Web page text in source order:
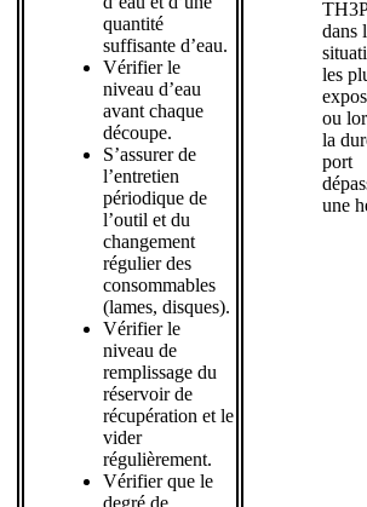
quantité
suffisante d’eau.
Vérifier le
niveau d’eau
avant chaque
découpe.
S’assurer de
l’entretien
périodique de
l’outil et du
changement
régulier des
consommables
(lames, disques).
Vérifier le
niveau de
remplissage du
réservoir de
récupération et le
vider
régulièrement.
Vérifier que le
degré de
TH3P
dans
les
ou
la
port
une